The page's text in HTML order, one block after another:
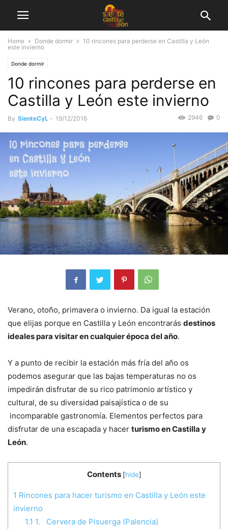
Home Donde dormir
10 rincones para perderse en Castilla y León
este invierno
Donde dormir
10 rincones para perderse en
Castilla y León este invierno
By SienteCyL - 19/12/2016 0
2946
Verano, otoño, primavera o invierno. Da igual la estación
que elijas porque en Castilla y León encontrarás destinos
ideales para visitar en cualquier época del año.
Y a punto de recibir la estación más fría del año os
podemos asegurar que las bajas temperaturas no os
impedirán disfrutar de su rico patrimonio artístico y
cultural, de su diversidad paisajística o de su
incomparable gastronomía. Elementos perfectos para
disfrutar de una escapada y hacer turismo en Castilla y
León.
Contents [hide]
1 Rincones para hacer turismo en Castilla y León este
invierno
1.1 1. Cervera de Pisuerga (Palencia)